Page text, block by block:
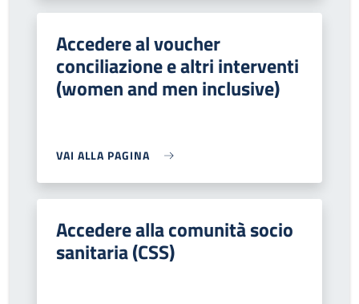
Accedere al voucher
conciliazione e altri interventi
(women and men inclusive)
VAI ALLA PAGINA
Accedere alla comunità socio
sanitaria (CSS)